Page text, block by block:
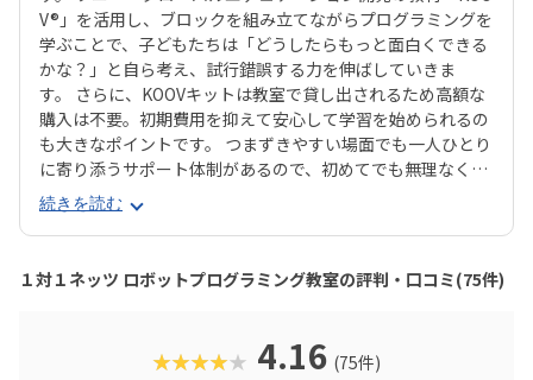
V®」を活用し、ブロックを組み立てながらプログラミングを
学ぶことで、子どもたちは「どうしたらもっと面白くできる
かな？」と自ら考え、試行錯誤する力を伸ばしていきま
す。 さらに、KOOVキットは教室で貸し出されるため高額な
購入は不要。初期費用を抑えて安心して学習を始められるの
も大きなポイントです。 つまずきやすい場面でも一人ひとり
に寄り添うサポート体制があるので、初めてでも無理なく継
続できます。 また、国際的な「じゆうせいさくコンテスト」
で多数入賞者を輩出するなど実績も豊富。通学型に加え、オ
ンラインやバーチャルコースといった学び方が選べるのも魅
力です。 実績・環境・サポートがそろったネッツは、安心し
てプログラミング教育を始めたいご家庭におすすめできる教
続きを読む
１対１ネッツ ロボットプログラミング教室の評判・口コミ(75件)
★★★★★ 4.16 (75件)